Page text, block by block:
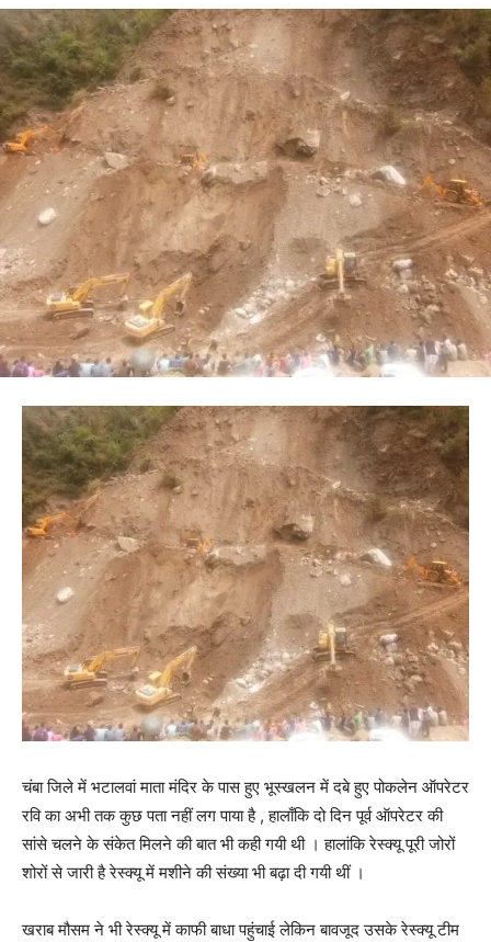
चंबा जिले में भटालवां माता मंदिर के पास हुए भूस्खलन में दबे हुए पोकलेन ऑपरेटर
रवि का अभी तक कुछ पता नहीं लग पाया है , हालाँकि दो दिन पूर्व ऑपरेटर की
सांसे चलने के संकेत मिलने की बात भी कही गयी थी । हालांकि रेस्क्यू पूरी जोरों
शोरों से जारी है रेस्क्यू में मशीने की संख्या भी बढ़ा दी गयी थीं ।
खराब मौसम ने भी रेस्क्यू में काफी बाधा पहुंचाई लेकिन बावजूद उसके रेस्क्यू टीम